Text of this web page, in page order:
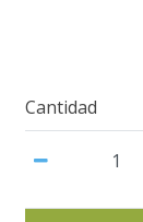
Cantidad